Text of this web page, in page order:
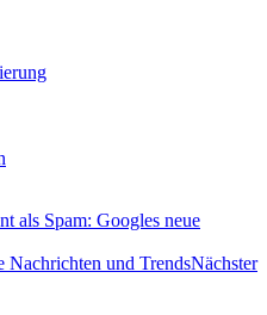
als Spam: Googles neue
und TrendsNächster